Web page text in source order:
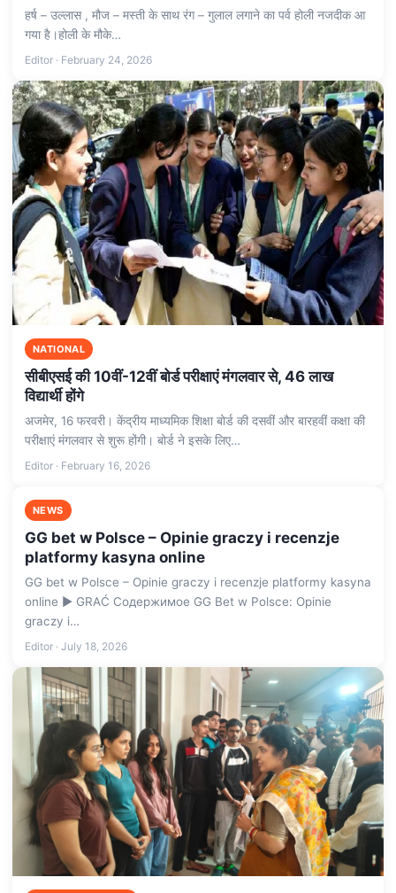
हर्ष – उल्लास , मौज – मस्ती के साथ रंग – गुलाल लगाने का पर्व होली नजदीक आ
गया है।होली के मौके…
Editor · February 24, 2026
NATIONAL
सीबीएसई की 10वीं-12वीं बोर्ड परीक्षाएं मंगलवार से, 46 लाख
विद्यार्थी होंगे
अजमेर, 16 फरवरी। केंद्रीय माध्यमिक शिक्षा बोर्ड की दसवीं और बारहवीं कक्षा की
परीक्षाएं मंगलवार से शुरू होंगी। बोर्ड ने इसके लिए…
Editor · February 16, 2026
NEWS
GG bet w Polsce – Opinie graczy i recenzje
platformy kasyna online
GG bet w Polsce – Opinie graczy i recenzje platformy kasyna
online ▶️ GRAĆ Содержимое GG Bet w Polsce: Opinie
graczy i…
Editor · July 18, 2026